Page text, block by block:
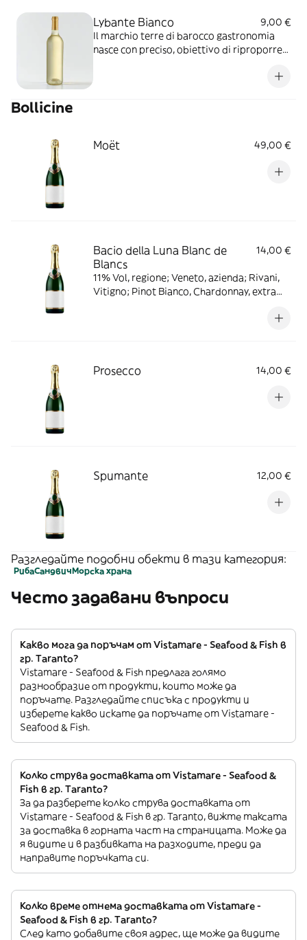
Lybante Bianco
9,00 €
Il marchio terre di barocco gastronomia
nasce con preciso, obiettivo di riproporre
ricette della tradizione contadina, spesso
Bollicine
Moët 49,00 €
Bacio della Luna Blanc de
Blancs
14,00 €
11% Vol, regione; Veneto, azienda; Rivani,
Vitigno; Pinot Bianco, Chardonnay, extra
Prosecco 14,00 €
Spumante 12,00 €
Разгледайте подобни обекти в тази категория:
РибаСандвичМорска храна
Често задавани въпроси
Какво мога да поръчам от Vistamare - Seafood & Fish в
гр. Taranto?
Vistamare - Seafood & Fish предлага голямо
разнообразие от продукти, които може да
поръчате. Разгледайте списъка с продукти и
изберете какво искате да поръчате от Vistamare -
Seafood & Fish.
Колко струва доставката от Vistamare - Seafood &
Fish в гр. Taranto?
За да разберете колко струва доставката от
Vistamare - Seafood & Fish в гр. Taranto, вижте таксата
за доставка в горната част на страницата. Може да
я видите и в разбивката на разходите, преди да
направите поръчката си.
Колко време отнема доставката от Vistamare -
Seafood & Fish в гр. Taranto?
След като добавите своя адрес, ще може да видите